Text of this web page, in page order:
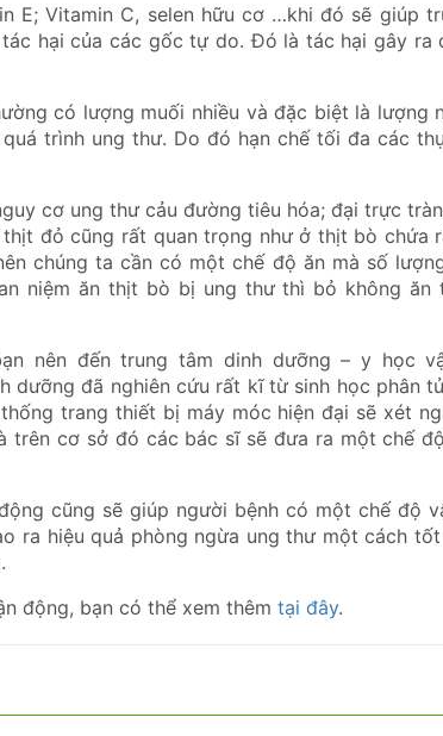
E; Vitamin C, selen hữu cơ …khi đó sẽ giúp
hại của các gốc tự do. Đó là tác hại gây ra
có lượng muối nhiều và đặc biệt là lượng
trình ung thư. Do đó hạn chế tối đa các
cơ ung thư cảu đường tiêu hóa; đại trực
đỏ cũng rất quan trọng như ở thịt bò chứa
chúng ta cần có một chế độ ăn mà số
niệm ăn thịt bò bị ung thư thì bỏ không ăn
nên đến trung tâm dinh dưỡng – y học
dưỡng đã nghiên cứu rất kĩ từ sinh học phân
trang thiết bị máy móc hiện đại sẽ xét
trên cơ sở đó các bác sĩ sẽ đưa ra một chế
cũng sẽ giúp người bệnh có một chế độ
ra hiệu quả phòng ngừa ung thư một cách
động, bạn có thể xem thêm tại đây.